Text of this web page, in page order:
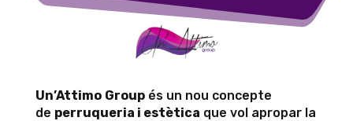
Un’Attimo Groupés un nou concepte
de perruqueria i estètica que vol apropar la